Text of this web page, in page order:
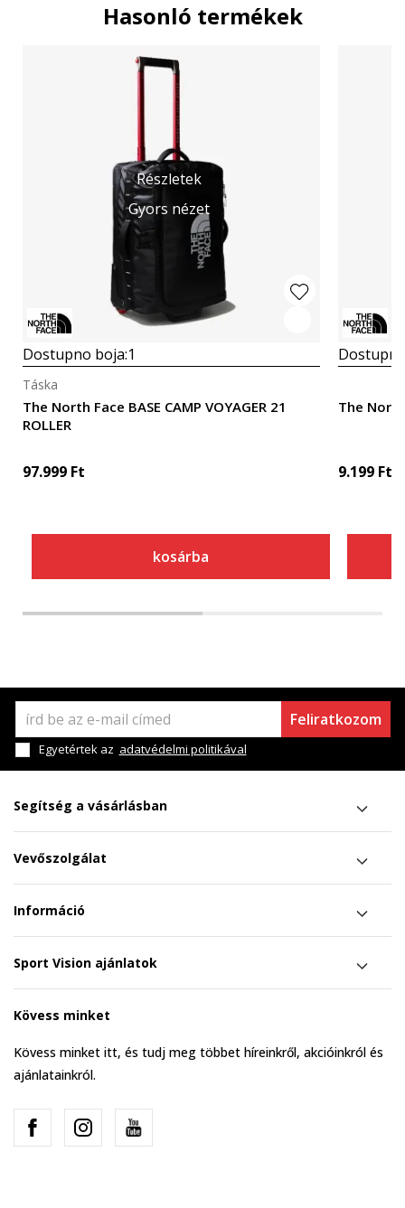
Hasonló termékek
Részletek
Gyors nézet
Dostupno boja:1
The North Face BASE CAMP VOYAGER 21
ROLLER
Táska
97.999 Ft
kosárba
The
9.199 Ft
Feliratkozom
Egyetértek az adatvédelmi politikával
Segítség a vásárlásban
Vevőszolgálat
Információ
Sport Vision ajánlatok
Kövess minket
Kövess minket itt, és tudj meg többet híreinkről, akcióinkról és
ajánlatainkról.